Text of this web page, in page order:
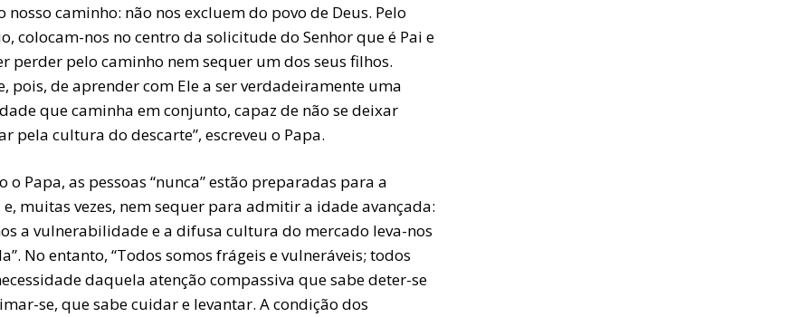
nosso caminho: não nos excluem do povo de Deus. Pelo
colocam-nos no centro da solicitude do Senhor que é Pai e
perder pelo caminho nem sequer um dos seus filhos.
pois, de aprender com Ele a ser verdadeiramente uma
que caminha em conjunto, capaz de não se deixar
pela cultura do descarte”, escreveu o Papa.
o Papa, as pessoas “nunca” estão preparadas para a
e, muitas vezes, nem sequer para admitir a idade avançada:
a vulnerabilidade e a difusa cultura do mercado leva-nos
No entanto, “Todos somos frágeis e vulneráveis; todos
daquela atenção compassiva que sabe deter-se
se, que sabe cuidar e levantar. A condição dos